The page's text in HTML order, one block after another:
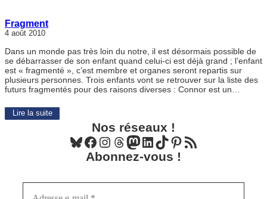
Fragment
4 août 2010
Dans un monde pas très loin du notre, il est désormais possible de
se débarrasser de son enfant quand celui-ci est déjà grand ; l’enfant
est « fragmenté », c’est membre et organes seront repartis sur
plusieurs personnes. Trois enfants vont se retrouver sur la liste des
futurs fragmentés pour des raisons diverses : Connor est un…
Lire la suite
Nos réseaux !
Bluesky Facebook Instagram Threads Mastodon LinkedIn TikTok Pinterest Flux RSS
Abonnez-vous !